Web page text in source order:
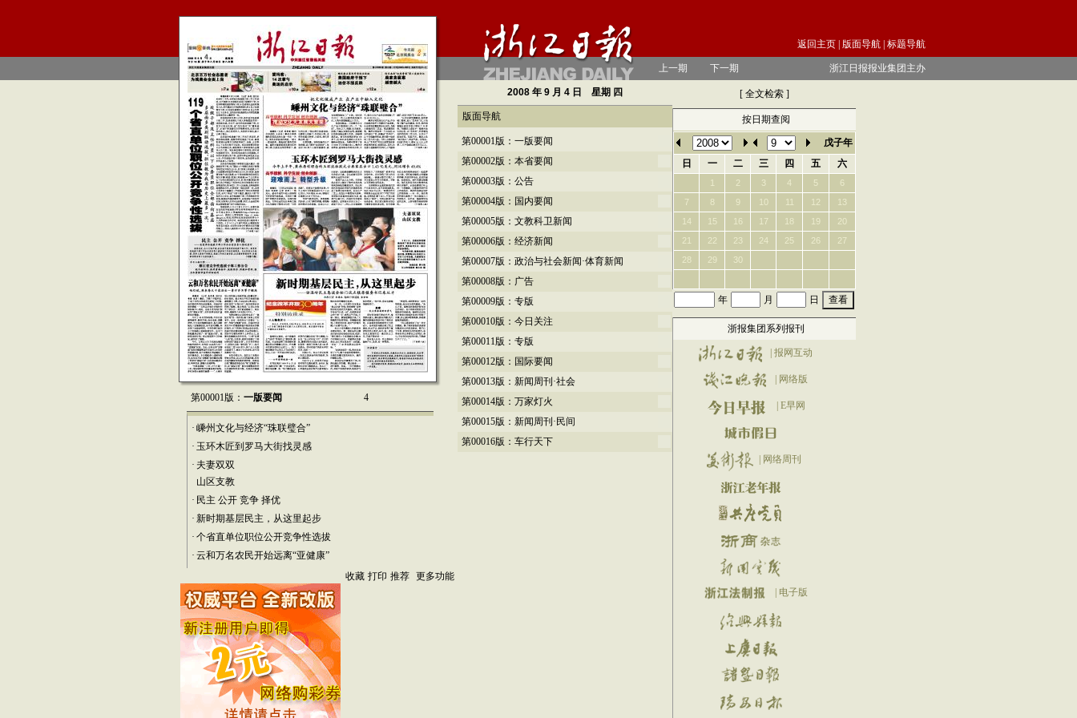
第00001版： 一版要闻 4
· 嵊州文化与经济“珠联璧合”
· 玉环木匠到罗马大街找灵感
· 夫妻双双
山区支教
· 民主 公开 竞争 择优
· 新时期基层民主，从这里起步
· 个省直单位职位公开竞争性选拔
· 云和万名农民开始远离“亚健康”
收藏 打印 推荐 更多功能
返回主页 | 版面导航 | 标题导航
上一期 下一期 浙江日报报业集团主办
2008 年 9 月 4 日 星期 四
版面导航
第00001版：一版要闻
第00002版：本省要闻
第00003版：公告
第00004版：国内要闻
第00005版：文教科卫新闻
第00006版：经济新闻
第00007版：政治与社会新闻·体育新闻
第00008版：广告
第00009版：专版
第00010版：今日关注
第00011版：专版
第00012版：国际要闻
第00013版：新闻周刊·社会
第00014版：万家灯火
第00015版：新闻周刊·民间
第00016版：车行天下
[ 全文检索]
按日期查阅
戊子年
日
一 二 三 四 五 六
1 2 3 4 5
6
7
8 9 10 11 12
13
14
15 16 17 18 19
20
21
22 23 24 25 26
27
28
29 30
年 月 日
浙报集团系列报刊